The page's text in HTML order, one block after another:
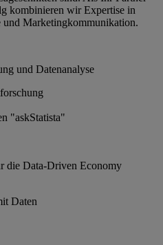
kombinieren wir Expertise in
und Marketingkommunikation.
und Datenanalyse
"askStatista"
die Data-Driven Economy
Daten